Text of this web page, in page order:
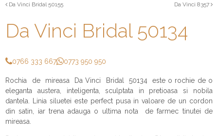
Da Vinci Bridal 50155 Da Vinci 8357
Da Vinci Bridal 50134
0766 333 667 0773 950 950
Rochia de mireasa Da Vinci Bridal 50134 este o rochie de o
eleganta austera, inteligenta, sculptata in pretioasa si nobila
dantela. Linia siluetei este perfect pusa in valoare de un cordon
din satin, iar trena adauga o ultima nota de farmec tinutei de
mireasa.